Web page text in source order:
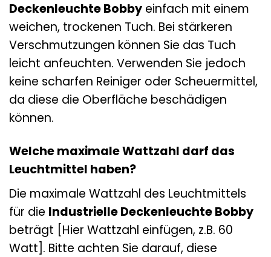
Deckenleuchte Bobby einfach mit einem
weichen, trockenen Tuch. Bei stärkeren
Verschmutzungen können Sie das Tuch
leicht anfeuchten. Verwenden Sie jedoch
keine scharfen Reiniger oder Scheuermittel,
da diese die Oberfläche beschädigen
können.
Welche maximale Wattzahl darf das
Leuchtmittel haben?
Die maximale Wattzahl des Leuchtmittels
für die Industrielle Deckenleuchte Bobby
beträgt [Hier Wattzahl einfügen, z.B. 60
Watt]. Bitte achten Sie darauf, diese